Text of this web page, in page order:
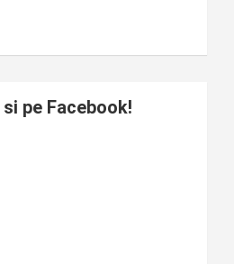
pe Facebook!